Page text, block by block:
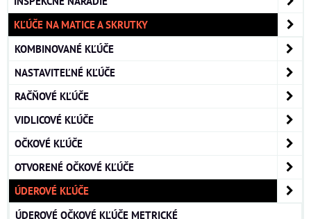
KĽÚČE NA MATICE A SKRUTKY
KOMBINOVANÉ KĽÚČE
NASTAVITEĽNÉ KĽÚČE
RAČŇOVÉ KĽÚČE
VIDLICOVÉ KĽÚČE
OČKOVÉ KĽÚČE
OTVORENÉ OČKOVÉ KĽÚČE
ÚDEROVÉ KĽÚČE
ÚDEROVÉ OČKOVÉ KĽÚČE METRICKÉ